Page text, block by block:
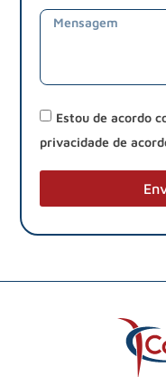
Estou de acordo
privacidade de